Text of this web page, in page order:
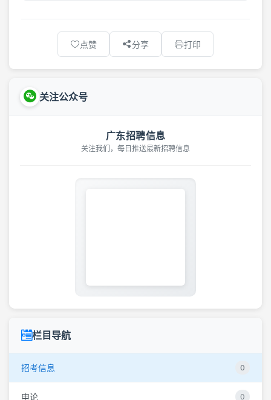
点赞 分享 打印
关注公众号
广东招聘信息
关注我们，每日推送最新招聘信息
栏目导航
招考信息 0
申论 0